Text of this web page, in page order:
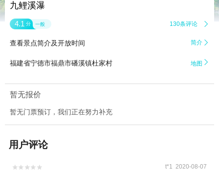
九鲤溪瀑
4.1 分 一般 130条评论 
查看景点简介及开放时间 简介 
福建省宁德市福鼎市磻溪镇杜家村 地图 
暂无报价
暂无门票预订，我们正在努力补充
用户评论

 t*1 2020-08-07